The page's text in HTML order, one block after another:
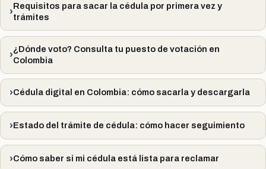
Requisitos para sacar la cédula por primera vez y
trámites
¿Dónde voto? Consulta tu puesto de votación en
Colombia
Cédula digital en Colombia: cómo sacarla y descargarla
Estado del trámite de cédula: cómo hacer seguimiento
Cómo saber si mi cédula está lista para reclamar